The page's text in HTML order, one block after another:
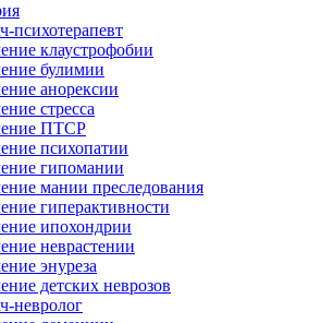
психотерапевт
клаустрофобии
булимии
анорексии
стресса
ПТСР
психопатии
гипомании
мании преследования
гиперактивности
ипохондрии
неврастении
энуреза
детских неврозов
невролог